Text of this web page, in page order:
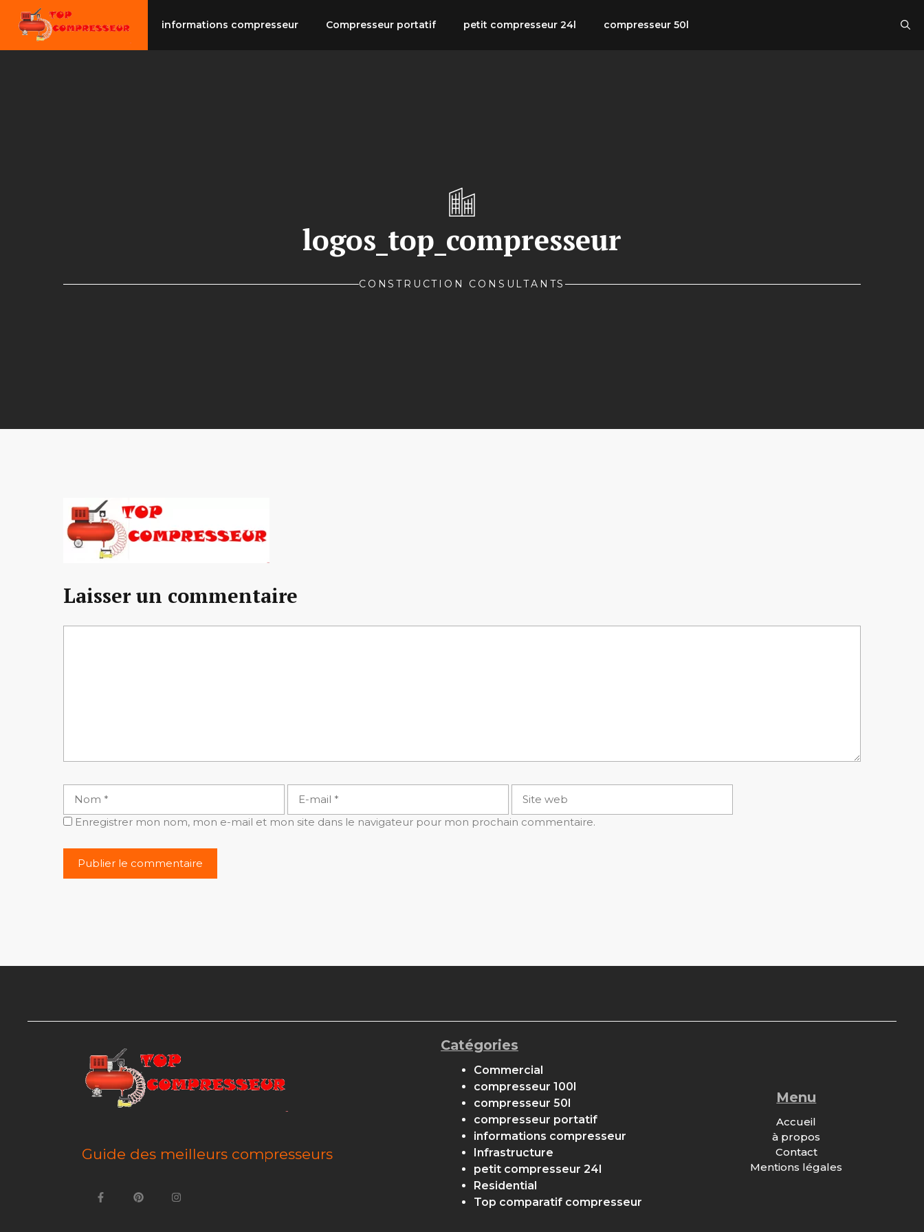
contenu
informations compresseur Compresseur portatif petit compresseur 24l compresseur 50l
logos_top_compresseur
CONSTRUCTION CONSULTANTS
Laisser un commentaire
mail
web
Enregistrer mon nom, mon e-mail et mon site dans le navigateur pour mon prochain commentaire.
Guide des meilleurs compresseurs
Catégories
Commercial
compresseur 100l
compresseur 50l
compresseur portatif
informations compresseur
Infrastructure
petit compresseur 24l
Residential
Top comparatif compresseur
Menu
Accueil
à propos
Contact
Mentions légales